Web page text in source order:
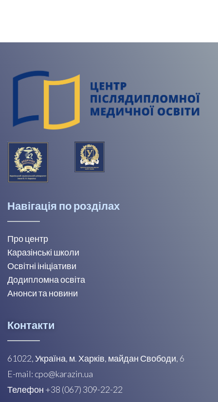
Навігація по розділах
Про центр
Каразінські школи
Освітні ініціативи
Додипломна освіта
Анонси та новини
Контакти
61022, Україна, м. Харків, майдан Свободи, 6
E-mail: cpo@karazin.ua
Телефон +38 (067) 309-22-22